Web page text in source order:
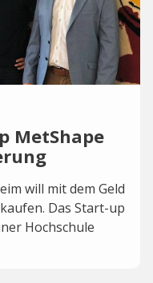
MetShape
will mit dem Geld
Das Start-up
Hochschule